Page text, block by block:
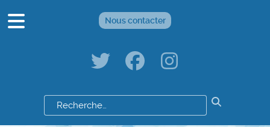
Nous contacter
Résultats
de